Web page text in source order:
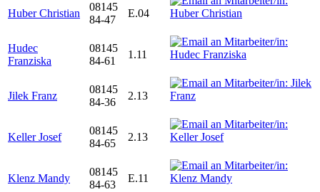
Huber Christian
08145
84-47
E.04
Hudec
Franziska
08145
84-61
1.11
Jilek Franz
08145
84-36
2.13
Keller Josef
08145
84-65
2.13
Klenz Mandy
08145
84-63
E.11